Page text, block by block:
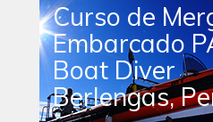
Curso de
Embarcado
Boat Diver
Berlengas,